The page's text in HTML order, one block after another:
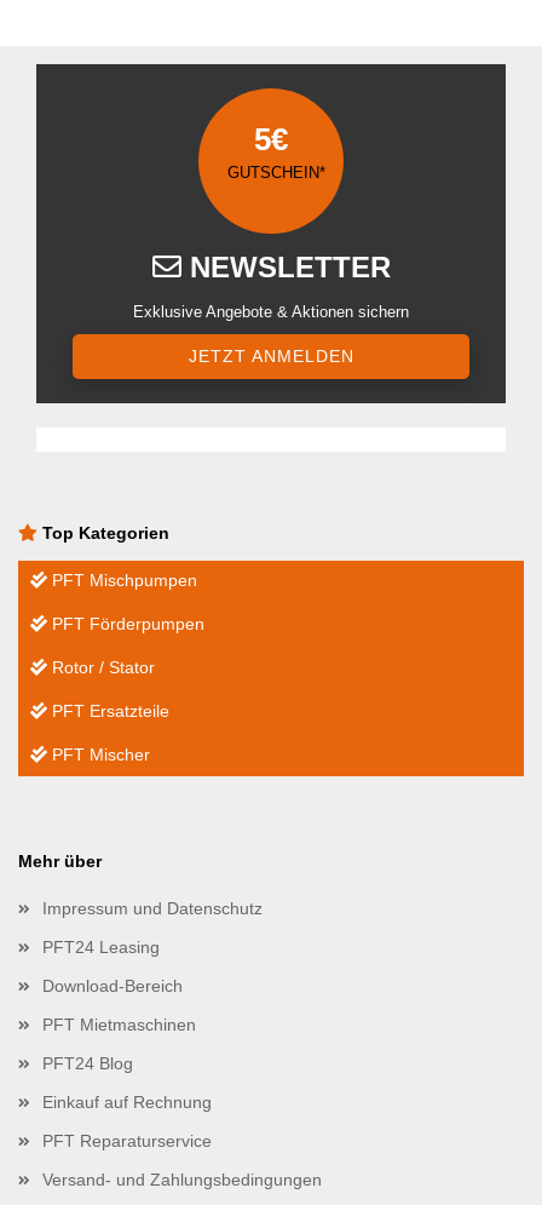
5€
GUTSCHEIN*
NEWSLETTER
Exklusive Angebote & Aktionen sichern
JETZT ANMELDEN
Top Kategorien
PFT Mischpumpen
PFT Förderpumpen
Rotor / Stator
PFT Ersatzteile
PFT Mischer
Mehr über
Impressum und Datenschutz
PFT24 Leasing
Download-Bereich
PFT Mietmaschinen
PFT24 Blog
Einkauf auf Rechnung
PFT Reparaturservice
Versand- und Zahlungsbedingungen